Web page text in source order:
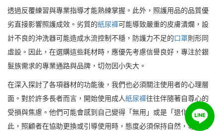
透過反覆練習與專業指導才能熟練掌握。此外，照護用品的品質優
劣直接影響照護成效。劣質的紙尿褲可能導致嚴重的皮膚潰爛，設
計不良的沖洗器可能造成水流控制不穩，防護力不足的口罩則形同
虛設。因此，在選購這些耗材時，應優先考慮信譽良好，專注於銀
髮族需求的專業通路與品牌，切勿因小失大。
在深入探討了各項器材的功能後，我們也必須關注使用者的心理層
面。對於許多長者而言，開始使用成人紙尿褲往往伴隨著自尊心的
受損與焦慮。他們可能會感到自己變得「無用」或是「退化」。因
此，照顧者在協助更換或引導使用時，態度必須保持自然，尊重且